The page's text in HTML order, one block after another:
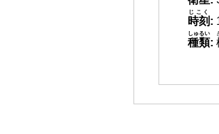
時刻
じこく
:
種類
しゅるい
: